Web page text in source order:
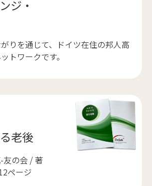
ジ・
りを通じて、ドイツ在住の邦人高
トワークです。
老後
友の会 / 著
ページ